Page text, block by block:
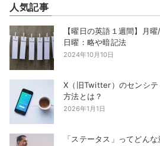
人気記事
【曜日の英語１週間】月
日曜：略や暗記法
2024年10月10日
X（旧Twitter）のセンシ
方法とは？
2026年1月1日
「ステータス」ってどん